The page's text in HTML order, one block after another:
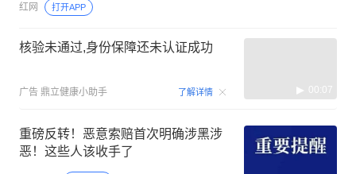
红网 打开APP
核验未通过,身份保障还未认证成功
广告 鼎立健康小助手 了解详情 00:07
重磅反转！恶意索赔首次明确涉黑涉
恶！这些人该收手了